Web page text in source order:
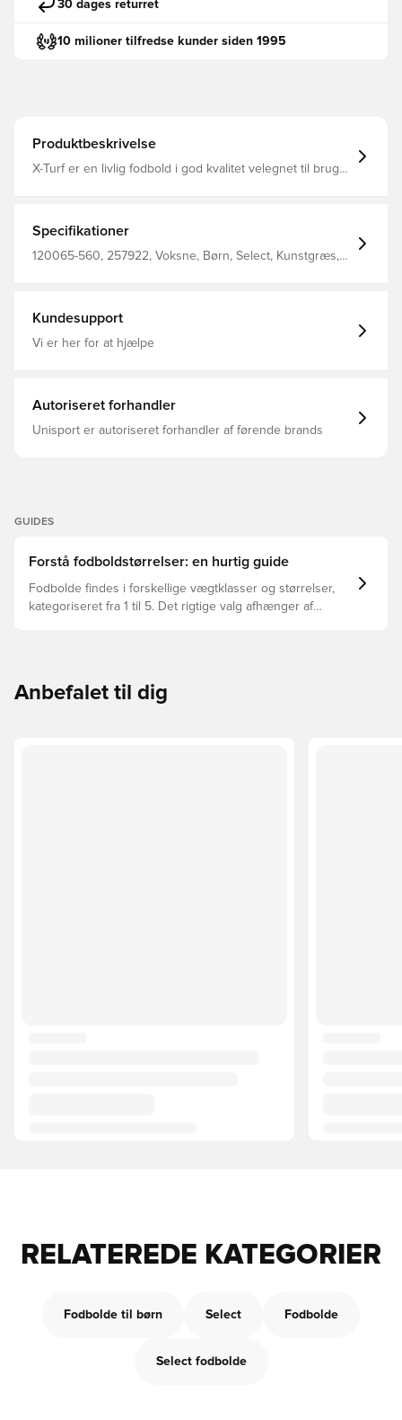
30 dages returret
10 milioner tilfredse kunder siden 1995
Produktbeskrivelse
X-Turf er en livlig fodbold i god kvalitet velegnet til brug
lavet af latex De 32 håndsyede felter giver bolden et lige
svæv gennem luften IMS godkendt i størrelse 5
Specifikationer
120065-560, 257922, Voksne, Børn, Select, Kunstgræs,
Kundesupport
Vi er her for at hjælpe
Autoriseret forhandler
Unisport er autoriseret forhandler af førende brands
GUIDES
Forstå fodboldstørrelser: en hurtig guide
Fodbolde findes i forskellige vægtklasser og størrelser,
kategoriseret fra 1 til 5. Det rigtige valg afhænger af
Anbefalet til dig
RELATEREDE KATEGORIER
Fodbolde til børn Select Fodbolde
Select fodbolde